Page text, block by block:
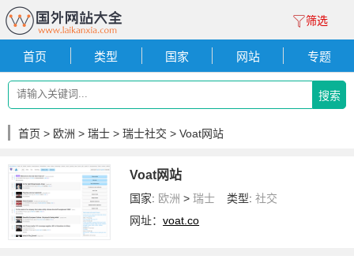
筛选
首页 类型 国家 网站 专题
搜索
首页 > 欧洲 > 瑞士 > 瑞士社交 > Voat网站
Voat网站
国家: 欧洲 >瑞士 类型: 社交
网址：voat.co